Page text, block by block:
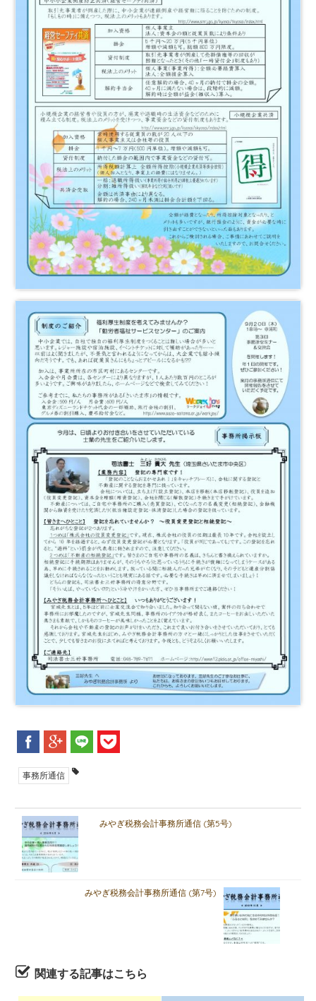
事務所通信
みやぎ税務会計事務所通信 (第5号)
みやぎ税務会計事務所通信 (第7号)
関連する記事はこちら